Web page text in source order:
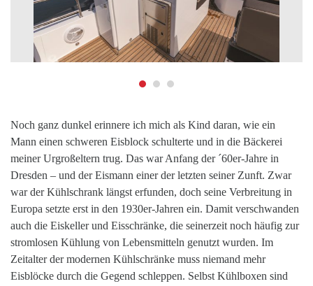
Noch ganz dunkel erinnere ich mich als Kind daran, wie ein
Mann einen schweren Eisblock schulterte und in die Bäckerei
meiner Urgroßeltern trug. Das war Anfang der ´60er-Jahre in
Dresden – und der Eismann einer der letzten seiner Zunft. Zwar
war der Kühlschrank längst erfunden, doch seine Verbreitung in
Europa setzte erst in den 1930er-Jahren ein. Damit verschwanden
auch die Eiskeller und Eisschränke, die seinerzeit noch häufig zur
stromlosen Kühlung von Lebensmitteln genutzt wurden. Im
Zeitalter der modernen Kühlschränke muss niemand mehr
Eisblöcke durch die Gegend schleppen. Selbst Kühlboxen sind